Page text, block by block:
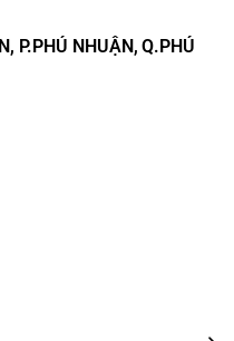
P.PHÚ NHUẬN, Q.PHÚ